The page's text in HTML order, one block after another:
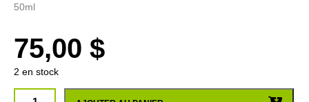
50ml
75,00 $
2 en stock